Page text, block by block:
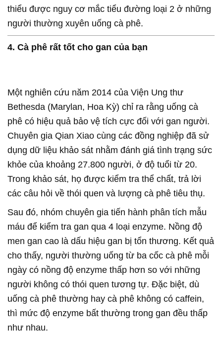
thiểu được nguy cơ mắc tiểu đường loại 2 ở những
người thường xuyên uống cà phê.
4. Cà phê rất tốt cho gan của bạn
Một nghiên cứu năm 2014 của Viện Ung thư
Bethesda (Marylan, Hoa Kỳ) chỉ ra rằng uống cà
phê có hiệu quả bảo vệ tích cực đối với gan người.
Chuyên gia Qian Xiao cùng các đồng nghiệp đã sử
dụng dữ liệu khảo sát nhằm đánh giá tình trạng sức
khỏe của khoảng 27.800 người, ở độ tuổi từ 20.
Trong khảo sát, họ được kiểm tra thể chất, trả lời
các câu hỏi về thói quen và lượng cà phê tiêu thụ.
Sau đó, nhóm chuyên gia tiến hành phân tích mẫu
máu để kiểm tra gan qua 4 loại enzyme. Nồng độ
men gan cao là dấu hiệu gan bị tổn thương. Kết quả
cho thấy, người thường uống từ ba cốc cà phê mỗi
ngày có nồng độ enzyme thấp hơn so với những
người không có thói quen tương tự. Đặc biệt, dù
uống cà phê thường hay cà phê không có caffein,
thì mức độ enzyme bất thường trong gan đều thấp
như nhau.